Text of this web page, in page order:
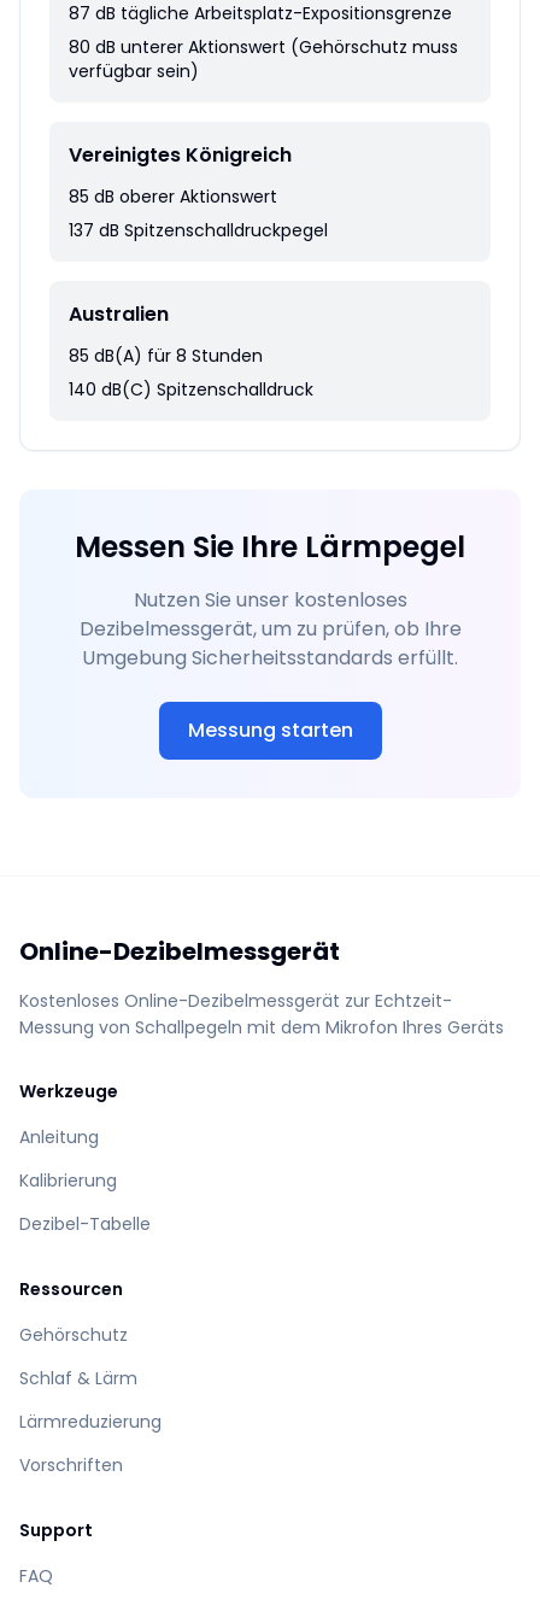
87 dB tägliche Arbeitsplatz-Expositionsgrenze
80 dB unterer Aktionswert (Gehörschutz muss
verfügbar sein)
Vereinigtes Königreich
85 dB oberer Aktionswert
137 dB Spitzenschalldruckpegel
Australien
85 dB(A) für 8 Stunden
140 dB(C) Spitzenschalldruck
Messen Sie Ihre Lärmpegel
Nutzen Sie unser kostenloses
Dezibelmessgerät, um zu prüfen, ob Ihre
Umgebung Sicherheitsstandards erfüllt.
Messung starten
Online-Dezibelmessgerät
Kostenloses Online-Dezibelmessgerät zur Echtzeit-
Messung von Schallpegeln mit dem Mikrofon Ihres Geräts
Werkzeuge
Anleitung
Kalibrierung
Dezibel-Tabelle
Ressourcen
Gehörschutz
Schlaf & Lärm
Lärmreduzierung
Vorschriften
Support
FAQ